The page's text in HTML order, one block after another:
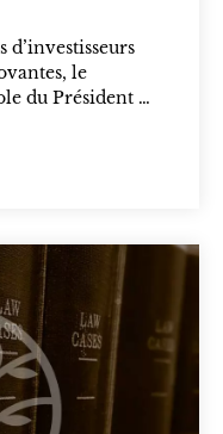
le
du Président …